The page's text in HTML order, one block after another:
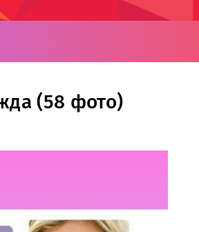
(58 фото)